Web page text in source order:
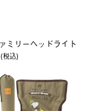
ミリーヘッドライト
税込)